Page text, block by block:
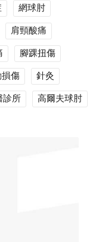
網球肘
肩頸酸痛
腳踝扭傷
傷
針灸
診所 高爾夫球肘